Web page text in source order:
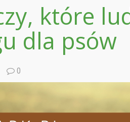
które
dla psów
0